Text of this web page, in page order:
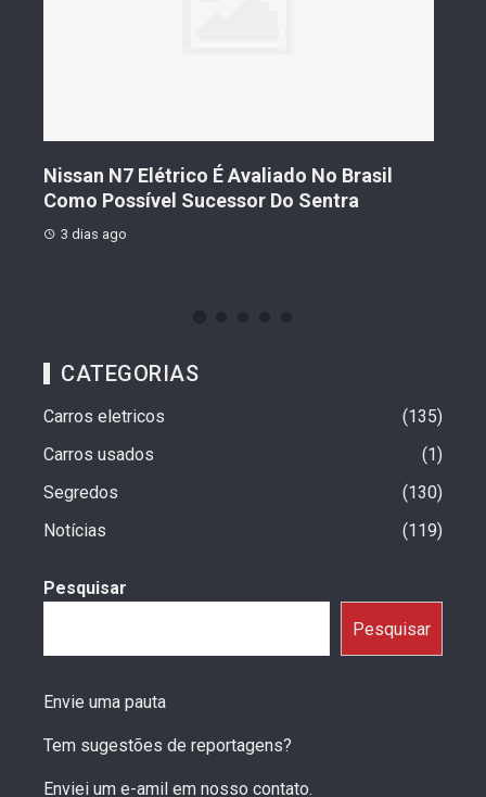
Nissan N7 Elétrico É Avaliado No Brasil
Como Possível Sucessor Do Sentra
3 dias ago
CATEGORIAS
Carros eletricos
135
Carros usados
1
Segredos
130
Notícias
119
Pesquisar
Pesquisar
Envie uma pauta
Tem sugestões de reportagens?
Enviei um e-amil em nosso contato.